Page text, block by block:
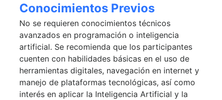
Conocimientos Previos
No se requieren conocimientos técnicos
avanzados en programación o inteligencia
artificial. Se recomienda que los participantes
cuenten con habilidades básicas en el uso de
herramientas digitales, navegación en internet y
manejo de plataformas tecnológicas, así como
interés en aplicar la Inteligencia Artificial y la